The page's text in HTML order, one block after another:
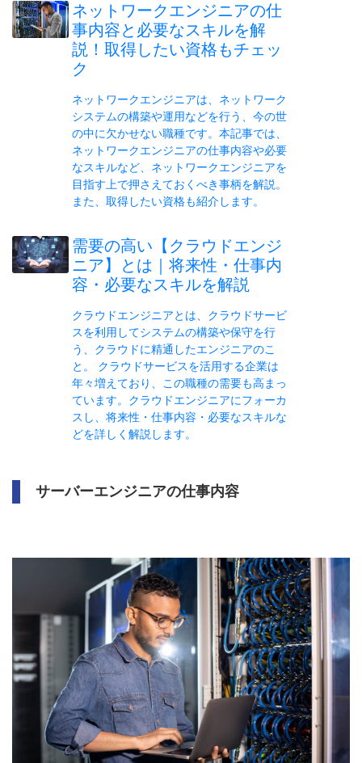
ネットワークエンジニアの仕
事内容と必要なスキルを解
説！取得したい資格もチェッ
ク
ネットワークエンジニアは、ネットワーク
システムの構築や運用などを行う、今の世
の中に欠かせない職種です。本記事では、
ネットワークエンジニアの仕事内容や必要
なスキルなど、ネットワークエンジニアを
目指す上で押さえておくべき事柄を解説。
また、取得したい資格も紹介します。
需要の高い【クラウドエンジ
ニア】とは｜将来性・仕事内
容・必要なスキルを解説
クラウドエンジニアとは、クラウドサービ
スを利用してシステムの構築や保守を行
う、クラウドに精通したエンジニアのこ
と。 クラウドサービスを活用する企業は
年々増えており、この職種の需要も高まっ
ています。クラウドエンジニアにフォーカ
スし、将来性・仕事内容・必要なスキルな
どを詳しく解説します。
サーバーエンジニアの仕事内容